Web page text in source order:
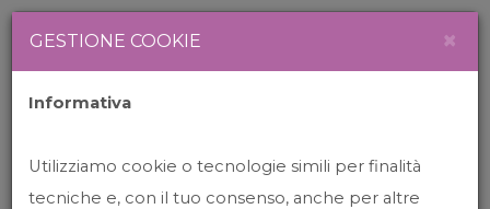
GESTIONE COOKIE ×
Informativa
Utilizziamo cookie o tecnologie simili per finalità
tecniche e, con il tuo consenso, anche per altre